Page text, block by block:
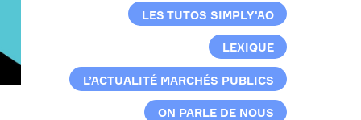
LES TUTOS SIMPLY'AO
LEXIQUE
L’ACTUALITÉ MARCHÉS PUBLICS
ON PARLE DE NOUS